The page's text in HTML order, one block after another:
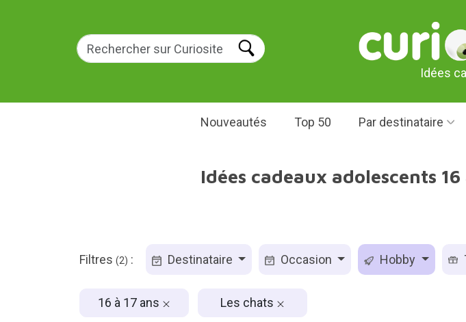
Idées
Nouveautés Top 50 Par destinataire
Idées cadeaux adolescents
Filtres (2) : Destinataire Occasion Hobby
16 à 17 ans Les chats